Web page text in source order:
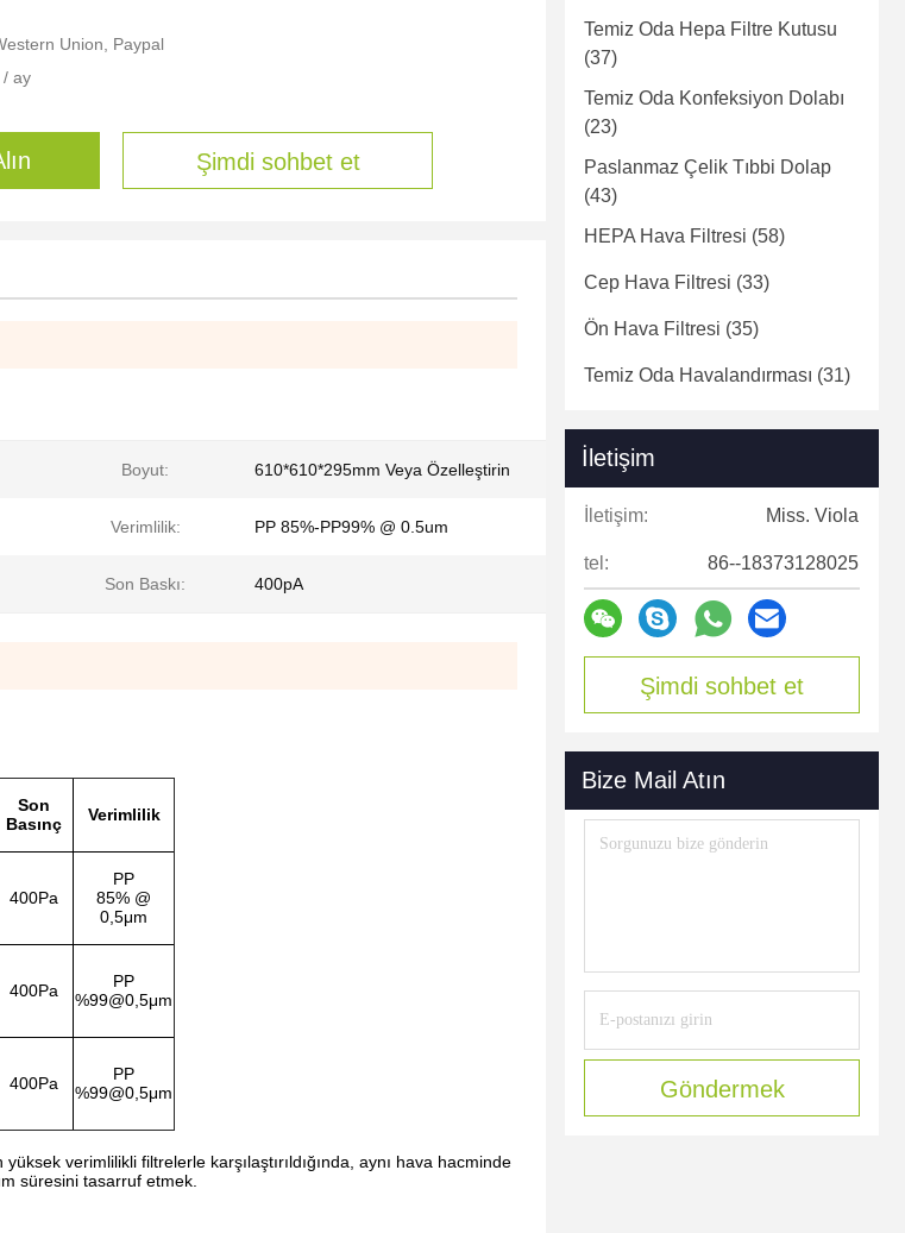
Union, Paypal
/ ay
Şimdi sohbet et
Boyut: 610*610*295mm Veya Özelleştirin
Verimlilik: PP 85%-PP99% @ 0.5um
Son Baskı: 400pA
Son
Basınç
Verimlilik
400Pa
PP
85% @
0,5μm
400Pa
PP
%99@0,5μm
400Pa
PP
%99@0,5μm
verimlilikli filtrelerle karşılaştırıldığında, aynı hava hacminde
süresini tasarruf etmek.
Temiz Oda Hepa Filtre Kutusu
(37)
Temiz Oda Konfeksiyon Dolabı
(23)
Paslanmaz Çelik Tıbbi Dolap
(43)
HEPA Hava Filtresi (58)
Cep Hava Filtresi (33)
Ön Hava Filtresi (35)
Temiz Oda Havalandırması (31)
İletişim
İletişim: Miss. Viola
tel: 86--18373128025
Şimdi sohbet et
Bize Mail Atın
Göndermek